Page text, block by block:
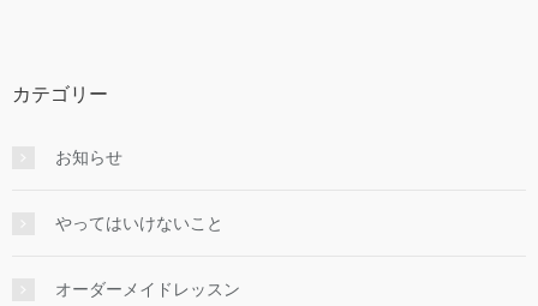
カテゴリー
お知らせ
やってはいけないこと
オーダーメイドレッスン